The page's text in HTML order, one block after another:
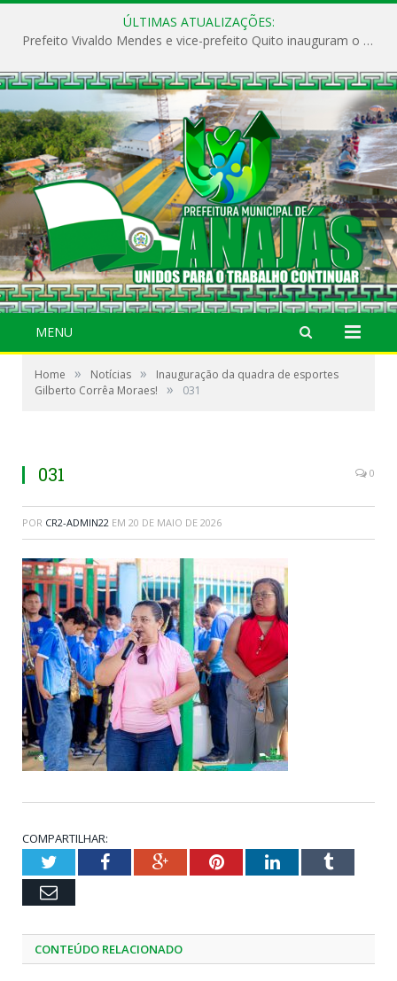
ÚLTIMAS ATUALIZAÇÕES:
Prefeito Vivaldo Mendes e vice-prefeito Quito inauguram o CAPS e fortalecem a saúde pública em Anajás.
MENU
Home » Notícias »
Inauguração da quadra de esportes
Gilberto Corrêa Moraes!
» 031
031 0
POR CR2-ADMIN22 EM 20 DE MAIO DE 2026
COMPARTILHAR:
TwitterFacebookGoogle+PinterestLinkedInTumblr
Email
CONTEÚDO RELACIONADO